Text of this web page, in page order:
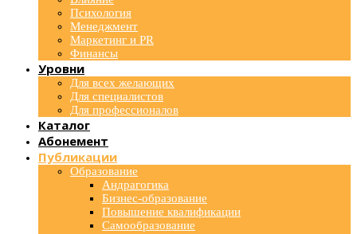
Психология
Менеджмент
Маркетинг и PR
Финансы
Уровни
Для всех желающих
Для специалистов
Для профессионалов
Каталог
Абонемент
Публикации
Образование
Андрагогика
Бизнес-образование
Повышение квалификации
Самообразование